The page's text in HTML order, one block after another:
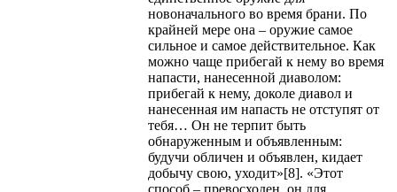
новоначального во время брани. По
крайней мере она – оружие самое
сильное и самое действительное. Как
можно чаще прибегай к нему во время
напасти, нанесенной диаволом:
прибегай к нему, доколе диавол и
нанесенная им напасть не отступят от
тебя… Он не терпит быть
обнаруженным и объявленным:
будучи обличен и объявлен, кидает
добычу свою, уходит»[8]. «Этот
способ – превосходен, он для